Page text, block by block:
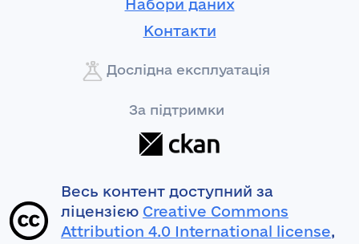
Набори даних
Контакти
Дослідна експлуатація
За підтримки
Весь контент доступний за
ліцензією Creative Commons
Attribution 4.0 International license,